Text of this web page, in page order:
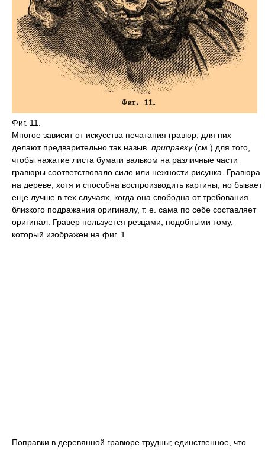
Фиг. 11.
Многое зависит от искусства печатания гравюр; для них
делают предварительно так назыв. приправку(см.) для того,
чтобы нажатие листа бумаги вальком на различные части
гравюры соответствовало силе или нежности рисунка. Гравюра
на дереве, хотя и способна воспроизводить картины, но бывает
еще лучше в тех случаях, когда она свободна от требования
близкого подражания оригиналу, т. е. сама по себе составляет
оригинал. Гравер пользуется резцами, подобными тому,
который изображен на фиг. 1.
Поправки в деревянной гравюре трудны; единственное, что